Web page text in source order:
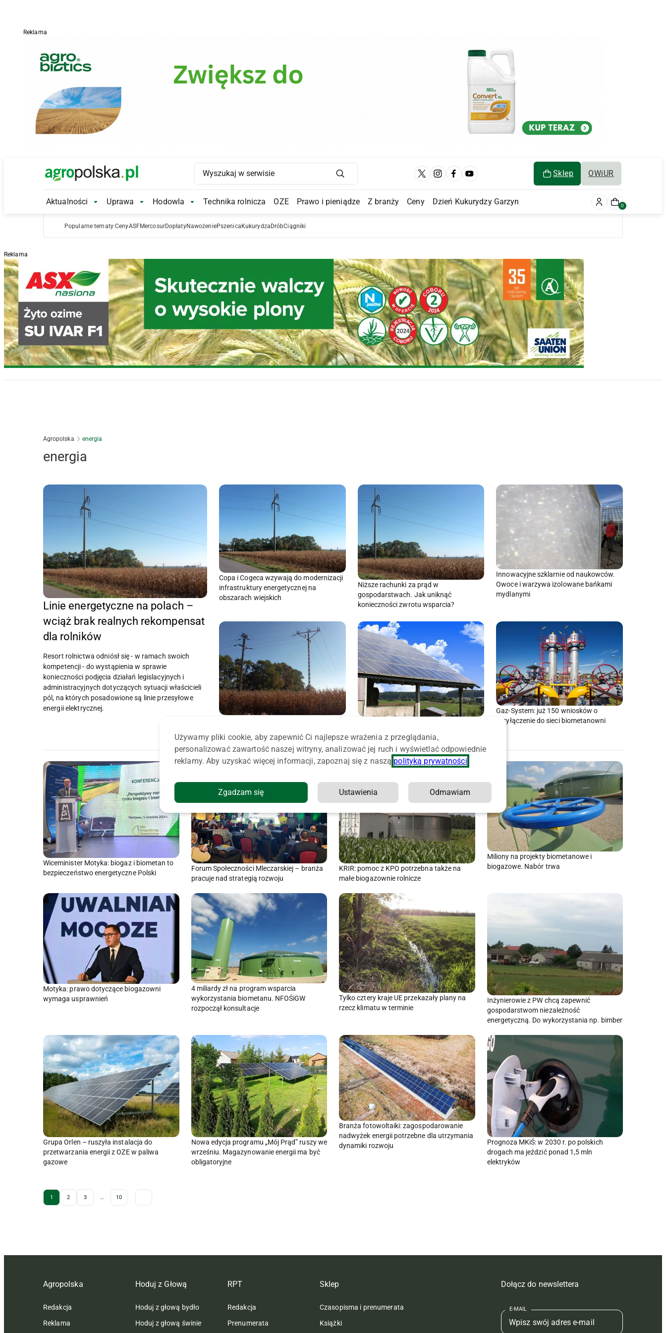
Reklama
Main Logo Sklep OWiUR
Main Navigation
Aktualności Aktualności Submenu
Uprawa Uprawa Submenu
Hodowla Hodowla Submenu
Technika rolnicza OZE Prawo i pieniądze Z branży Ceny Dzień Kukurydzy Garzyn 0
Popularne tematy:CenyASFMercosurDopłatyNawożeniePszenica Kukurydza DróbCiągniki
Reklama
Agropolska energia
energia
Linie energetyczne na polach –
wciąż brak realnych rekompensat
dla rolników
Resort rolnictwa odniósł się - w ramach swoich
kompetencji - do wystąpienia w sprawie
konieczności podjęcia działań legislacyjnych i
administracyjnych dotyczących sytuacji właścicieli
pól, na których posadowione są linie przesyłowe
energii elektrycznej.
Copa i Cogeca wzywają do modernizacji
infrastruktury energetycznej na
obszarach wiejskich
Niższe rachunki za prąd w
gospodarstwach. Jak uniknąć
konieczności zwrotu wsparcia?
Innowacyjne szklarnie od naukowców.
Owoce i warzywa izolowane bańkami
mydlanymi
Gaz-System: już 150 wniosków o
przyłączenie do sieci biometanowni
Wiceminister Motyka: biogaz i biometan to
bezpieczeństwo energetyczne Polski
Forum Społeczności Mleczarskiej – branża
pracuje nad strategią rozwoju
KRIR: pomoc z KPO potrzebna także na
małe biogazownie rolnicze
Miliony na projekty biometanowe i
biogazowe. Nabór trwa
Motyka: prawo dotyczące biogazowni
wymaga usprawnień
4 miliardy zł na program wsparcia
wykorzystania biometanu. NFOŚiGW
rozpoczął konsultacje
Tylko cztery kraje UE przekazały plany na
rzecz klimatu w terminie
Inżynierowie z PW chcą zapewnić
gospodarstwom niezależność
energetyczną. Do wykorzystania np. bimber
Grupa Orlen – ruszyła instalacja do
przetwarzania energii z OZE w paliwa
gazowe
Nowa edycja programu „Mój Prąd” ruszy we
wrześniu. Magazynowanie energii ma być
obligatoryjne
Branża fotowoltaiki: zagospodarowanie
nadwyżek energii potrzebne dla utrzymania
dynamiki rozwoju
Prognoza MKiŚ: w 2030 r. po polskich
drogach ma jeździć ponad 1,5 mln
elektryków
Archive Pagination
1 2 3 … 10
Agropolska
Redakcja
Reklama
Hoduj z Głową
Hoduj z głową bydło
Hoduj z głową świnie
RPT
Redakcja
Prenumerata
Sklep
Czasopisma i prenumerata
Książki
Dołącz do newslettera
E-MAIL
Używamy pliki cookie, aby zapewnić Ci najlepsze wrażenia z przeglądania,
personalizować zawartość naszej witryny, analizować jej ruch i wyświetlać odpowiednie
reklamy. Aby uzyskać więcej informacji, zapoznaj się z naszą polityką prywatności
Zgadzam się Ustawienia Odmawiam